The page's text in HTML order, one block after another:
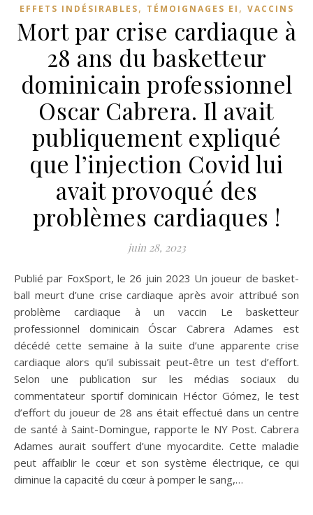
EFFETS INDÉSIRABLES, TÉMOIGNAGES EI , VACCINS
Mort par crise cardiaque à
28 ans du basketteur
dominicain professionnel
Oscar Cabrera. Il avait
publiquement expliqué
que l’injection Covid lui
avait provoqué des
problèmes cardiaques !
juin 28, 2023
Publié par FoxSport, le 26 juin 2023 Un joueur de basket-
ball meurt d’une crise cardiaque après avoir attribué son
problème cardiaque à un vaccin Le basketteur
professionnel dominicain Óscar Cabrera Adames est
décédé cette semaine à la suite d’une apparente crise
cardiaque alors qu’il subissait peut-être un test d’effort.
Selon une publication sur les médias sociaux du
commentateur sportif dominicain Héctor Gómez, le test
d’effort du joueur de 28 ans était effectué dans un centre
de santé à Saint-Domingue, rapporte le NY Post. Cabrera
Adames aurait souffert d’une myocardite. Cette maladie
peut affaiblir le cœur et son système électrique, ce qui
diminue la capacité du cœur à pomper le sang,…